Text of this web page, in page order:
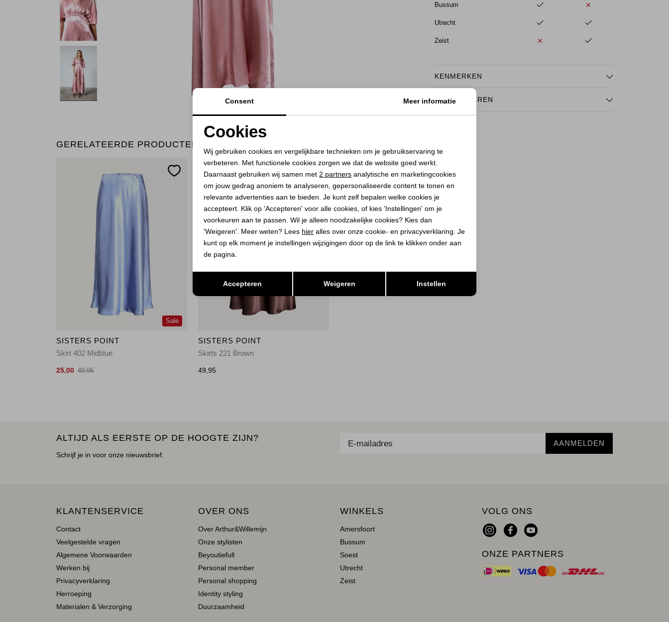
Bussum
Utrecht
Zeist
KENMERKEN
RETOURNEREN
GERELATEERDE PRODUCTEN
Sale
SISTERS POINT
Skirt 402 Midblue
25,00 49,95
SISTERS POINT
Skirts 221 Brown
49,95
ALTIJD ALS EERSTE OP DE HOOGTE ZIJN?
Schrijf je in voor onze nieuwsbrief.
AANMELDEN
KLANTENSERVICE
Contact
Veelgestelde vragen
Algemene Voorwaarden
Werken bij
Privacyverklaring
Herroeping
Materialen & Verzorging
OVER ONS
Over Arthur&Willemijn
Onze stylisten
Beyoutiefull
Personal member
Personal shopping
Identity styling
Duurzaamheid
WINKELS
Amersfoort
Bussum
Soest
Utrecht
Zeist
VOLG ONS
ONZE PARTNERS
Analytische cookies Marketing cookies
Consent Meer informatie
Cookies
Wij gebruiken cookies en vergelijkbare technieken om je gebruikservaring te
verbeteren. Met functionele cookies zorgen we dat de website goed werkt.
Daarnaast gebruiken wij samen met 2 partners analytische en marketingcookies
om jouw gedrag anoniem te analyseren, gepersonaliseerde content te tonen en
relevante advertenties aan te bieden. Je kunt zelf bepalen welke cookies je
accepteert. Klik op 'Accepteren' voor alle cookies, of kies 'Instellingen' om je
voorkeuren aan te passen. Wil je alleen noodzakelijke cookies? Kies dan
'Weigeren'. Meer weten? Lees hier alles over onze cookie- en privacyverklaring. Je
kunt op elk moment je instellingen wijzigingen door op de link te klikken onder aan
de pagina.
Accepteren Weigeren Instellen